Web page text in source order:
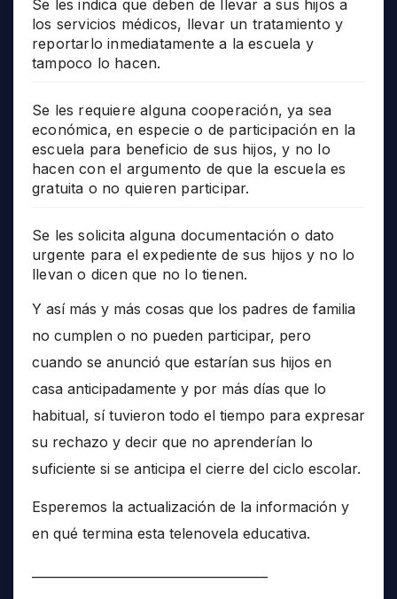
Se les indica que deben de llevar a sus hijos a
los servicios médicos, llevar un tratamiento y
reportarlo inmediatamente a la escuela y
tampoco lo hacen.
Se les requiere alguna cooperación, ya sea
económica, en especie o de participación en la
escuela para beneficio de sus hijos, y no lo
hacen con el argumento de que la escuela es
gratuita o no quieren participar.
Se les solicita alguna documentación o dato
urgente para el expediente de sus hijos y no lo
llevan o dicen que no lo tienen.
Y así más y más cosas que los padres de familia
no cumplen o no pueden participar, pero
cuando se anunció que estarían sus hijos en
casa anticipadamente y por más días que lo
habitual, sí tuvieron todo el tiempo para expresar
su rechazo y decir que no aprenderían lo
suficiente si se anticipa el cierre del ciclo escolar.
Esperemos la actualización de la información y
en qué termina esta telenovela educativa.